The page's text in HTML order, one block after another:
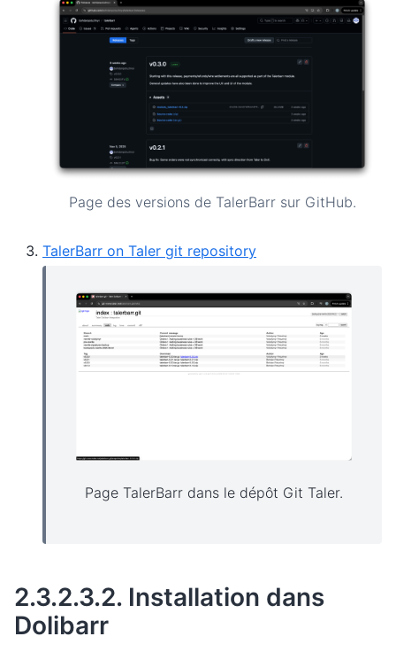
Page des versions de TalerBarr sur GitHub.
TalerBarr on Taler git repository
Page TalerBarr dans le dépôt Git Taler.
2.3.2.3.2. Installation dans
Dolibarr